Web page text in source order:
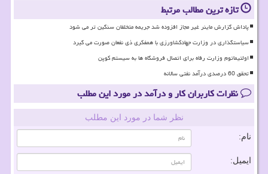
تازه ترین مطالب مرتبط
پاداش گزارش ماینر غیر مجاز افزوده شد جریمه متخلفان سنگین تر می شود
سیاستگذاری در وزارت جهادکشاورزی با همفکری ذی نفعان صورت می گیرد
اولتیماتوم وزارت رفاه برای اتصال فروشگاه ها به سیستم کوپن
تحقق 60 درصدی درآمد نفتی سالانه
نظرات کاربران کار و درآمد در مورد این مطلب
نظر شما در مورد این مطلب
نام:
ایمیل: